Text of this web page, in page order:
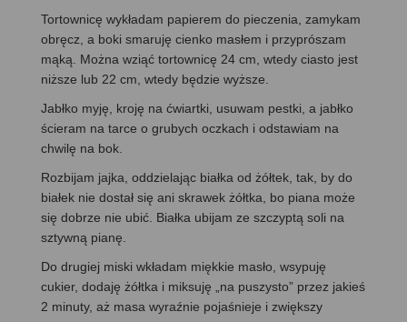
Tortownicę wykładam papierem do pieczenia, zamykam
obręcz, a boki smaruję cienko masłem i przyprószam
mąką. Można wziąć tortownicę 24 cm, wtedy ciasto jest
niższe lub 22 cm, wtedy będzie wyższe.
Jabłko myję, kroję na ćwiartki, usuwam pestki, a jabłko
ścieram na tarce o grubych oczkach i odstawiam na
chwilę na bok.
Rozbijam jajka, oddzielając białka od żółtek, tak, by do
białek nie dostał się ani skrawek żółtka, bo piana może
się dobrze nie ubić. Białka ubijam ze szczyptą soli na
sztywną pianę.
Do drugiej miski wkładam miękkie masło, wsypuję
cukier, dodaję żółtka i miksuję „na puszysto” przez jakieś
2 minuty, aż masa wyraźnie pojaśnieje i zwiększy